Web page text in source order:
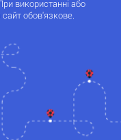
використанні або
обов'язкове.